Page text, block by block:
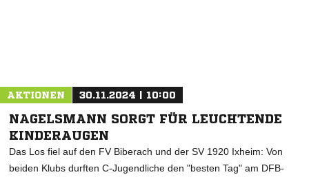
AKTIONEN 30.11.2024 | 10:00
NAGELSMANN SORGT FÜR LEUCHTENDE
KINDERAUGEN
Das Los fiel auf den FV Biberach und der SV 1920 Ixheim: Von
beiden Klubs durften C-Jugendliche den "besten Tag" am DFB-